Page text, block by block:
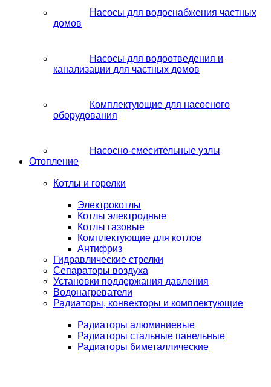
Насосы для водоснабжения частных
домов
Насосы для водоотведения и
канализации для частных домов
Комплектующие для насосного
оборудования
Насосно-смесительные узлы
Отопление
Котлы и горелки
Электрокотлы
Котлы электродные
Котлы газовые
Комплектующие для котлов
Антифриз
Гидравлические стрелки
Сепараторы воздуха
Установки поддержания давления
Водонагреватели
Радиаторы, конвекторы и комплектующие
Радиаторы алюминиевые
Радиаторы стальные панельные
Радиаторы биметаллические